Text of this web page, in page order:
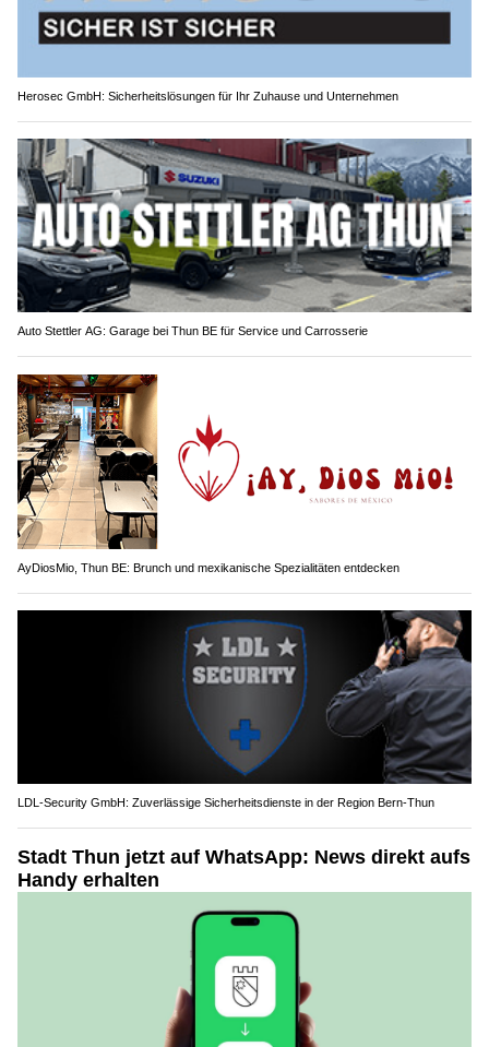
Herosec GmbH: Sicherheitslösungen für Ihr Zuhause und Unternehmen
Auto Stettler AG: Garage bei Thun BE für Service und Carrosserie
AyDiosMio, Thun BE: Brunch und mexikanische Spezialitäten entdecken
LDL-Security GmbH: Zuverlässige Sicherheitsdienste in der Region Bern-Thun
Stadt Thun jetzt auf WhatsApp: News direkt aufs
Handy erhalten